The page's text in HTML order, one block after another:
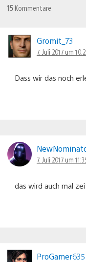
15 Kommentare
Gromit_73
7. Juli 2017 um
Dass wir das noch
7. Juli 2017 um
das wird auch mal
ProGamer635